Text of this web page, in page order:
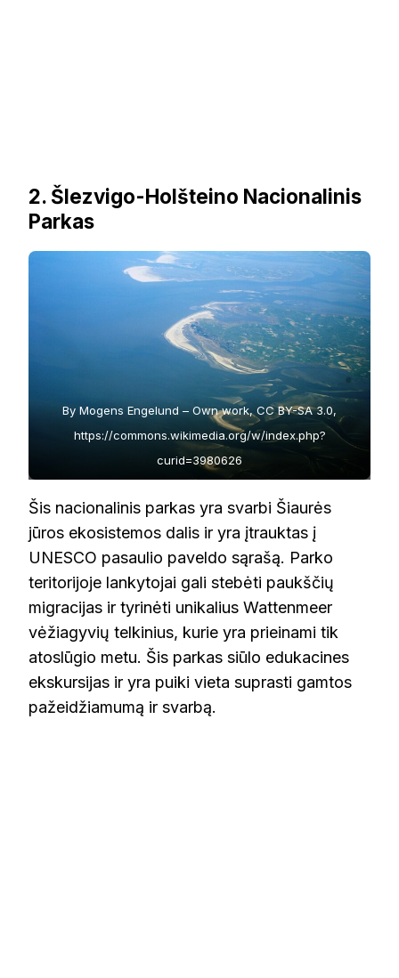
2. Šlezvigo-Holšteino Nacionalinis
Parkas
By Mogens Engelund – Own work, CC BY-SA 3.0,
https://commons.wikimedia.org/w/index.php?
curid=3980626
Šis nacionalinis parkas yra svarbi Šiaurės
jūros ekosistemos dalis ir yra įtrauktas į
UNESCO pasaulio paveldo sąrašą. Parko
teritorijoje lankytojai gali stebėti paukščių
migracijas ir tyrinėti unikalius Wattenmeer
vėžiagyvių telkinius, kurie yra prieinami tik
atoslūgio metu. Šis parkas siūlo edukacines
ekskursijas ir yra puiki vieta suprasti gamtos
pažeidžiamumą ir svarbą.